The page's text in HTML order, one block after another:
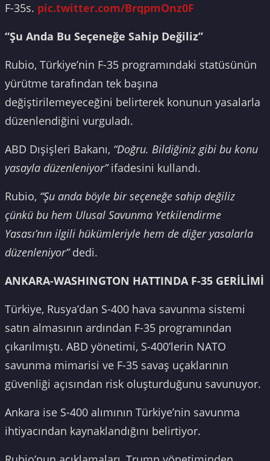
F-35s. pic.twitter.com/BrqpmOnz0F
“Şu Anda Bu Seçeneğe Sahip Değiliz”
Rubio, Türkiye’nin F-35 programındaki statüsünün
yürütme tarafından tek başına
değiştirilemeyeceğini belirterek konunun yasalarla
düzenlendiğini vurguladı.
ABD Dışişleri Bakanı, “Doğru. Bildiğiniz gibi bu konu
yasayla düzenleniyor”ifadesini kullandı.
Rubio, “Şu anda böyle bir seçeneğe sahip değiliz
çünkü bu hem Ulusal Savunma Yetkilendirme
Yasası’nın ilgili hükümleriyle hem de diğer yasalarla
düzenleniyor”dedi.
ANKARA-WASHINGTON HATTINDA F-35 GERİLİMİ
Türkiye, Rusya’dan S-400 hava savunma sistemi
satın almasının ardından F-35 programından
çıkarılmıştı. ABD yönetimi, S-400’lerin NATO
savunma mimarisi ve F-35 savaş uçaklarının
güvenliği açısından risk oluşturduğunu savunuyor.
Ankara ise S-400 alımının Türkiye’nin savunma
ihtiyacından kaynaklandığını belirtiyor.